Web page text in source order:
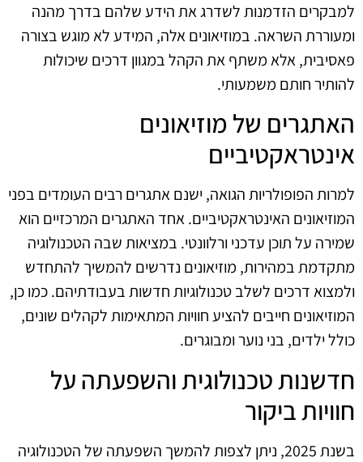
למבקרים הזדמנות לשדרג את הידע שלהם בדרך מהנה
ומעוררת השראה. במוזיאונים אלה, המידע לא מוגש בצורה
פאסיבית, אלא משתף את הקהל במגוון דרכים שיכולות
להותיר חותם משמעותי.
האתגרים של מוזיאונים
אינטראקטיביים
למרות הפופולריות הגואה, ישנם אתגרים רבים העומדים בפני
המוזיאונים האינטראקטיביים. אחד האתגרים המרכזיים הוא
שמירה על תוכן עדכני ורלוונטי. במציאות שבה הטכנולוגיה
מתקדמת במהירות, מוזיאונים נדרשים להמשיך להתחדש
ולמצוא דרכים לשלב טכנולוגיות חדשות בעבודתיהם. כמו כן,
המוזיאונים חייבים להציע חוויות המתאימות לקהלים שונים,
כולל ילדים, בני נוער ומבוגרים.
חדשנות טכנולוגית והשפעתה על
חוויות ביקור
בשנת 2025, ניתן לצפות להמשך השפעתה של הטכנולוגיה